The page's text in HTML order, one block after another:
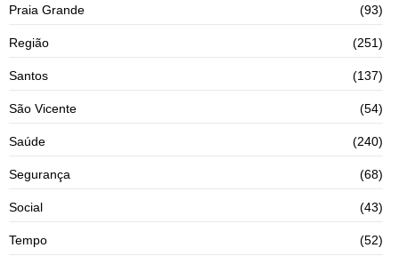
Praia Grande (93)
Região (251)
Santos (137)
São Vicente (54)
Saúde (240)
Segurança (68)
Social (43)
Tempo (52)